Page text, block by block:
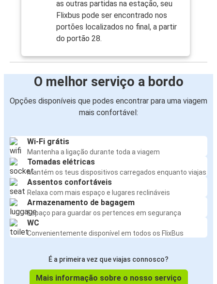
as outras partidas na estação, seu
Flixbus pode ser encontrado nos
portões localizados no final, a partir
do portão 28.
O melhor serviço a bordo
Opções disponíveis que podes encontrar para uma viagem
mais confortável:
Wi-Fi grátis
Mantenha a ligação durante toda a viagem
Tomadas elétricas
Mantém os teus dispositivos carregados enquanto viajas
Assentos confortáveis
Relaxa com mais espaço e lugares reclináveis
Armazenamento de bagagem
Espaço para guardar os pertences em segurança
WC
Convenientemente disponível em todos os FlixBus
É a primeira vez que viajas connosco?
Mais informação sobre o nosso serviço